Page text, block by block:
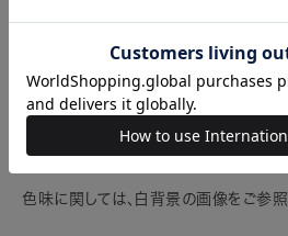
注意
色味に関しては、白背景の画像をご参照